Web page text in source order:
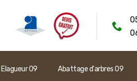
Elagueur 09 Abattage d'arbres 09